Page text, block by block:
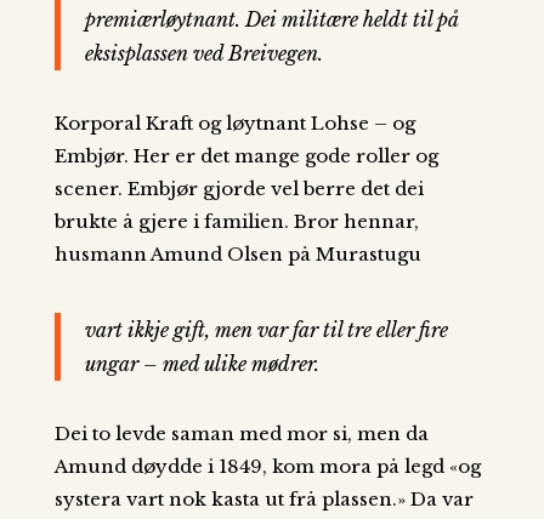
premiærløytnant. Dei militære heldt til på
eksisplassen ved Breivegen.
Korporal Kraft og løytnant Lohse – og
Embjør. Her er det mange gode roller og
scener. Embjør gjorde vel berre det dei
brukte å gjere i familien. Bror hennar,
husmann Amund Olsen på Murastugu
vart ikkje gift, men var far til tre eller fire
ungar – med ulike mødrer.
Dei to levde saman med mor si, men da
Amund døydde i 1849, kom mora på legd «og
systera vart nok kasta ut frå plassen.» Da var